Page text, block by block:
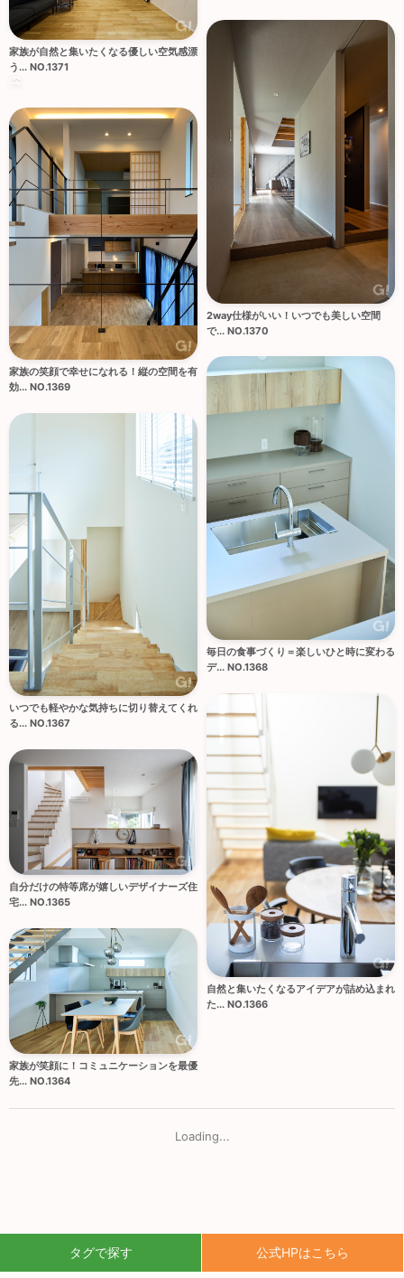
家族が自然と集いたくなる優しい空気感漂
う... NO.1371
2way仕様がいい！いつでも美しい空間
で... NO.1370
家族の笑顔で幸せになれる！縦の空間を有
効... NO.1369
毎日の食事づくり＝楽しいひと時に変わる
デ... NO.1368
いつでも軽やかな気持ちに切り替えてくれ
る... NO.1367
自然と集いたくなるアイデアが詰め込まれ
た... NO.1366
自分だけの特等席が嬉しいデザイナーズ住
宅... NO.1365
家族が笑顔に！コミュニケーションを最優
先... NO.1364
Loading...
タグで探す 公式HPはこちら